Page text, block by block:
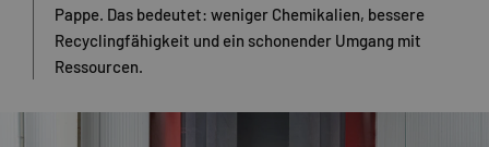
Pappe. Das bedeutet: weniger Chemikalien, bessere
Recyclingfähigkeit und ein schonender Umgang mit
Ressourcen.